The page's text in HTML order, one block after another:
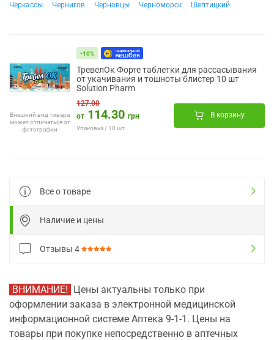
Черкассы
Чернигов Черновцы Черноморск Шептицкий
Внешний вид товара
может отличаться от
фотографии
-10%
ТревелОк Форте таблетки для рассасывания
от укачивания и тошноты блистер 10 шт
Solution Pharm
127.00
от 114.30 грн
Упаковка / 10 шт.
В корзину
Все о товаре
Наличие и цены
Отзывы 4
ВНИМАНИЕ! Цены актуальны только при
оформлении заказа в электронной медицинской
информационной системе Аптека 9-1-1. Цены на
товары при покупке непосредственно в аптечных